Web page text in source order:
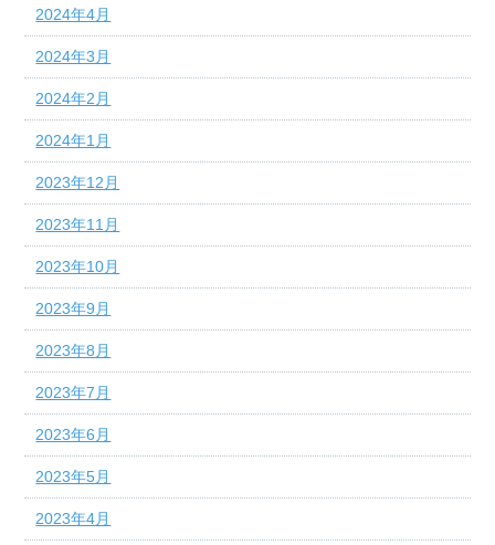
2024年4月
2024年3月
2024年2月
2024年1月
2023年12月
2023年11月
2023年10月
2023年9月
2023年8月
2023年7月
2023年6月
2023年5月
2023年4月